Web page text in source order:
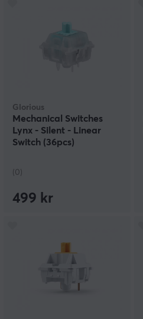
Glorious
Mechanical Switches
Lynx - Silent - Linear
Switch (36pcs)
(0)
499 kr